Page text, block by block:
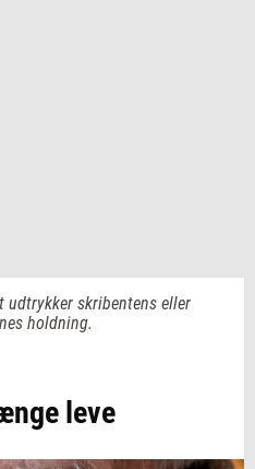
udtrykker skribentens eller
holdning.
leve